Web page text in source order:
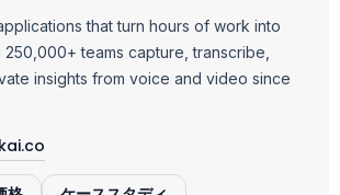
that turn hours of work into
teams capture, transcribe,
insights from voice and video since